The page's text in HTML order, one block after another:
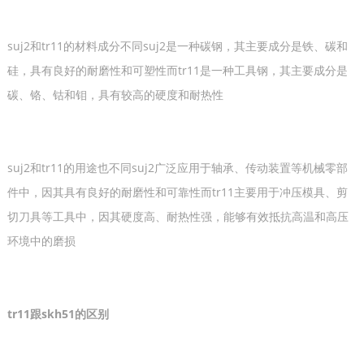
suj2和tr11的材料成分不同suj2是一种碳钢，其主要成分是铁、碳和
硅，具有良好的耐磨性和可塑性而tr11是一种工具钢，其主要成分是
碳、铬、钴和钼，具有较高的硬度和耐热性
suj2和tr11的用途也不同suj2广泛应用于轴承、传动装置等机械零部
件中，因其具有良好的耐磨性和可靠性而tr11主要用于冲压模具、剪
切刀具等工具中，因其硬度高、耐热性强，能够有效抵抗高温和高压
环境中的磨损
tr11跟skh51的区别